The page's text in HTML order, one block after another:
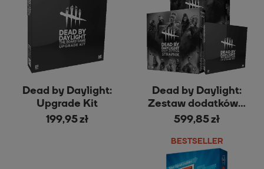
Dead by Daylight:
Upgrade Kit
199,95 zł
Dead by Daylight:
Zestaw dodatków z
Upgrade Kit
599,85 zł
BESTSELLER